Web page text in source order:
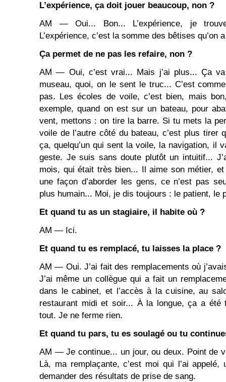
L’expérience, ça doit jouer beaucoup, non ?
AM ― Oui... Bon... L’expérience, je
L’expérience, c’est la somme des bêtises qu’on
Ça permet de ne pas les refaire, non ?
AM ― Oui, c’est vrai... Mais j’ai plus... Ça
museau, quoi, on le sent le truc... C’est
pas. Les écoles de voile, c’est bien, mais
exemple, quand on est sur un bateau, pour
vent, mettons : on tire la barre. Si tu mets la
voile de l’autre côté du bateau, c’est plus tirer
ça, quelqu’un qui sent la voile, la navigation, il
geste. Je suis sans doute plutôt un intuitif...
mois, qui était très bien... Il aime son métier,
une façon d’aborder les gens, ce n’est pas
plus humain... Moi, je dis toujours : le patient, le
Et quand tu as un stagiaire, il habite où ?
AM ― Ici.
Et quand tu es remplacé, tu laisses la place ?
AM ― Oui. J’ai fait des remplacements où
J’ai même un collègue qui a fait un
dans le cabinet, et l’accès à la cuisine, au
restaurant midi et soir... À la longue, ça a
tout. Je ne ferme rien.
Et quand tu pars, tu es soulagé ou tu
AM ― Je continue... un jour, ou deux. Point de
Là, ma remplaçante, c’est moi qui l’ai
demander des résultats de prise de sang.